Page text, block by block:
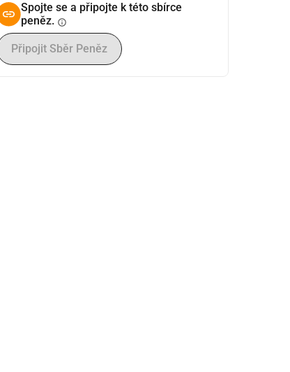
Spojte se a připojte k této sbírce
peněz. info
Připojit Sběr Peněz